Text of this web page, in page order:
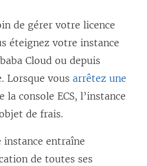
de gérer votre licence
éteignez votre instance
Cloud ou depuis
Lorsque vous arrêtez une
la console ECS, l’instance
de frais.
instance entraîne
de toutes ses